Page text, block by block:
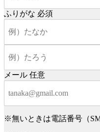
ふりがな 必須
メール 任意
※無いときは電話番号（